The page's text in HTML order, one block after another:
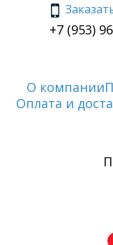
+7 (953)
О компании
Оплата и